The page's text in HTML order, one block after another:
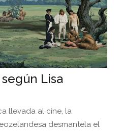
Lisa
llevada al cine, la
desmantela el